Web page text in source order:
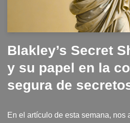
Blakley’s Secret
y su papel en la
segura de
En el artículo de esta semana, nos